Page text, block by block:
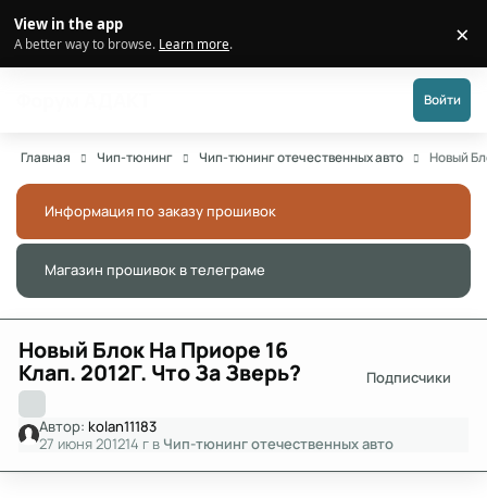
View in the app
A better way to browse. Learn more. ×
Войти
Главная Чип-тюнинг Чип-тюнинг отечественных авто Новый
Информация по заказу прошивок
Магазин прошивок в телеграме
Новый Блок На Приоре 16
Клап. 2012Г. Что За Зверь? Подписчики
Автор: kolan11183
27 июня 201214 г в Чип-тюнинг отечественных авто